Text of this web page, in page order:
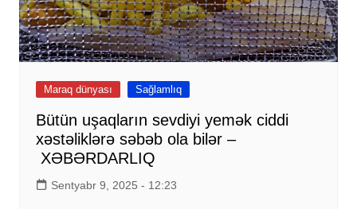
Maraq dünyası Sağlamlıq
Bütün uşaqların sevdiyi yemək ciddi
xəstəliklərə səbəb ola bilər –
XƏBƏRDARLIQ
Sentyabr 9, 2025 - 12:23